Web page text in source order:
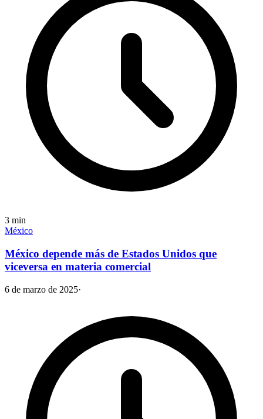
3 min
México
México depende más de Estados Unidos que
viceversa en materia comercial
6 de marzo de 2025·